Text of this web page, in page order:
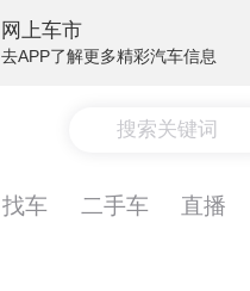
网上车市
去APP了解更多精彩汽车信息
搜索关键词
找车 二手车 直播